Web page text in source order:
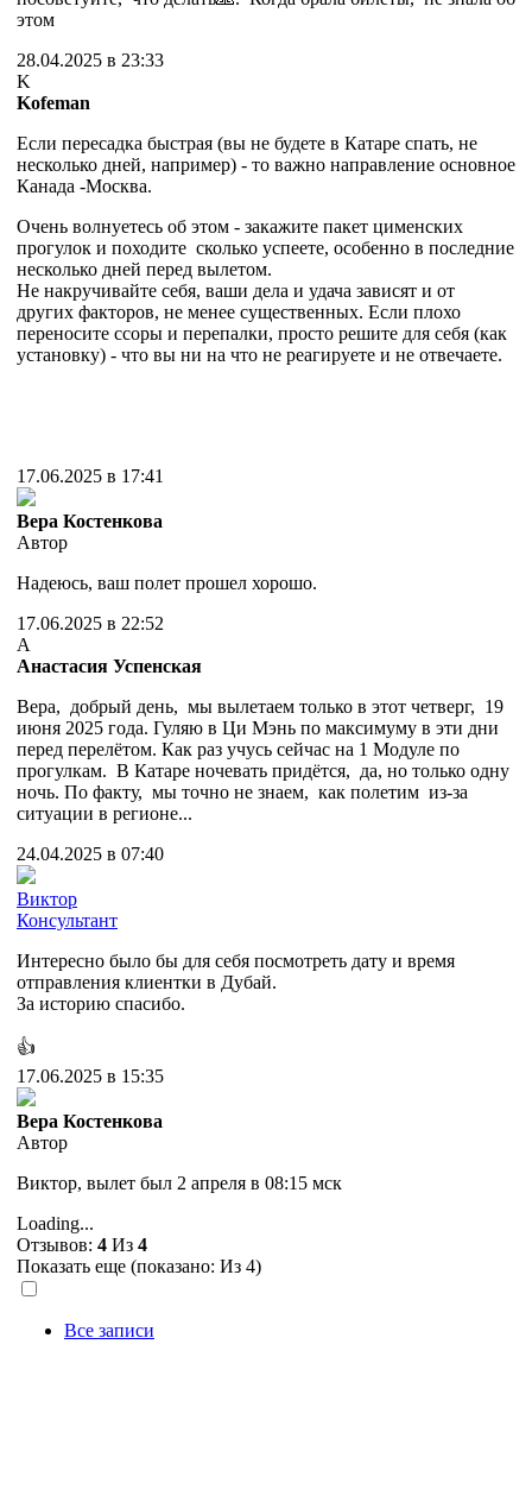
этом
28.04.2025 в 23:33
K
Kofeman
Если пересадка быстрая (вы не будете в Катаре спать, не
несколько дней, например) - то важно направление основное
Канада -Москва.
Очень волнуетесь об этом - закажите пакет цименских
прогулок и походите сколько успеете, особенно в последние
несколько дней перед вылетом.
Не накручивайте себя, ваши дела и удача зависят и от
других факторов, не менее существенных. Если плохо
переносите ссоры и перепалки, просто решите для себя (как
установку) - что вы ни на что не реагируете и не отвечаете.
17.06.2025 в 17:41
Вера Костенкова
Автор
Надеюсь, ваш полет прошел хорошо.
17.06.2025 в 22:52
А
Анастасия Успенская
Вера, добрый день, мы вылетаем только в этот четверг, 19
июня 2025 года. Гуляю в Ци Мэнь по максимуму в эти дни
перед перелётом. Как раз учусь сейчас на 1 Модуле по
прогулкам. В Катаре ночевать придётся, да, но только одну
ночь. По факту, мы точно не знаем, как полетим из-за
ситуации в регионе...
24.04.2025 в 07:40
Виктор
Консультант
Интересно было бы для себя посмотреть дату и время
отправления клиентки в Дубай.
За историю спасибо.
👍
17.06.2025 в 15:35
Вера Костенкова
Автор
Виктор, вылет был 2 апреля в 08:15 мск
Loading...
Отзывов: 4 Из 4
Показать еще (показано: Из 4)
Все записи